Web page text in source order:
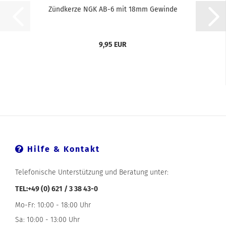
Zündkerze NGK AB-6 mit 18mm Gewinde
9,95 EUR
Hilfe & Kontakt
Telefonische Unterstützung und Beratung unter:
TEL:+49 (0) 621 / 3 38 43-0
Mo-Fr: 10:00 - 18:00 Uhr
Sa: 10:00 - 13:00 Uhr